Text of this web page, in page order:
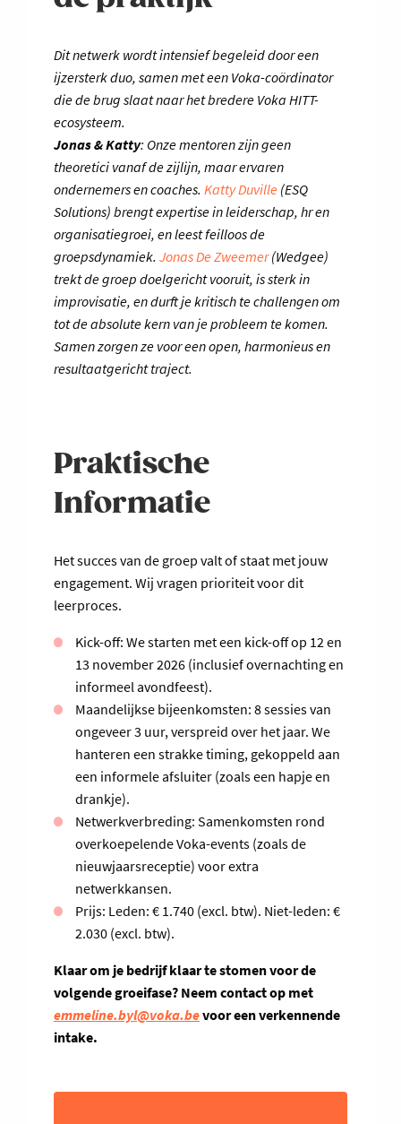
Dit netwerk wordt intensief begeleid door een
ijzersterk duo, samen met een Voka-coördinator
die de brug slaat naar het bredere Voka HITT-
ecosysteem.
Jonas & Katty: Onze mentoren zijn geen
theoretici vanaf de zijlijn, maar ervaren
ondernemers en coaches. Katty Duville (ESQ
Solutions) brengt expertise in leiderschap, hr en
organisatiegroei, en leest feilloos de
groepsdynamiek. Jonas De Zweemer(Wedgee)
trekt de groep doelgericht vooruit, is sterk in
improvisatie, en durft je kritisch te challengen om
tot de absolute kern van je probleem te komen.
Samen zorgen ze voor een open, harmonieus en
resultaatgericht traject.
Praktische
Informatie
Het succes van de groep valt of staat met jouw
engagement. Wij vragen prioriteit voor dit
leerproces.
Kick-off: We starten met een kick-off op 12 en
13 november 2026 (inclusief overnachting en
informeel avondfeest).
Maandelijkse bijeenkomsten: 8 sessies van
ongeveer 3 uur, verspreid over het jaar. We
hanteren een strakke timing, gekoppeld aan
een informele afsluiter (zoals een hapje en
drankje).
Netwerkverbreding: Samenkomsten rond
overkoepelende Voka-events (zoals de
nieuwjaarsreceptie) voor extra
netwerkkansen.
Prijs: Leden: € 1.740 (excl. btw). Niet-leden: €
2.030 (excl. btw).
Klaar om je bedrijf klaar te stomen voor de
volgende groeifase? Neem contact op met
emmeline.byl@voka.bevoor een verkennende
intake.